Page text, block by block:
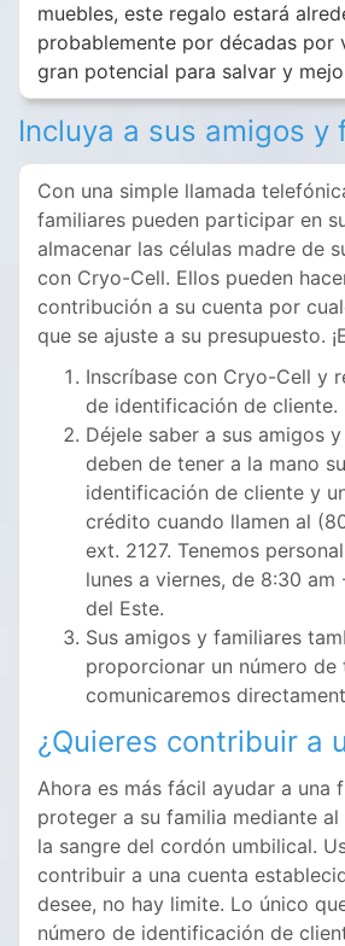
muebles, este regalo estará
probablemente por décadas por
gran potencial para salvar y
Incluya a sus amigos y
Con una simple llamada
familiares pueden participar en
almacenar las células madre de
con Cryo-Cell. Ellos pueden
contribución a su cuenta por
que se ajuste a su presupuesto.
Inscríbase con Cryo-Cell y
de identificación de cliente.
Déjele saber a sus amigos
deben de tener a la mano
identificación de cliente y
crédito cuando llamen al
ext. 2127. Tenemos
lunes a viernes, de 8:30
del Este.
Sus amigos y familiares
proporcionar un número
comunicaremos
¿Quieres contribuir a
Ahora es más fácil ayudar a una
proteger a su familia mediante al
la sangre del cordón umbilical.
contribuir a una cuenta
desee, no hay limite. Lo único
número de identificación de